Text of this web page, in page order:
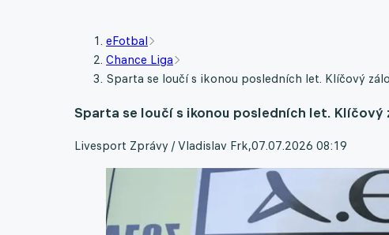
eFotbal
Chance Liga
Sparta se loučí s ikonou posledních let. Klíčový
Sparta se loučí s ikonou posledních let. Klíčový
Livesport Zprávy / Vladislav Frk,07.07.2026 08:19